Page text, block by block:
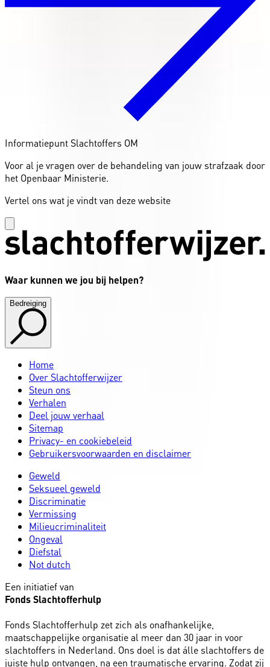
Informatiepunt Slachtoffers OM
Voor al je vragen over de behandeling van jouw strafzaak door
het Openbaar Ministerie.
Vertel ons wat je vindt van deze website
Waar kunnen we jou bij helpen?
Bedreiging
Home
Over Slachtofferwijzer
Steun ons
Verhalen
Deel jouw verhaal
Sitemap
Privacy- en cookiebeleid
Gebruikersvoorwaarden en disclaimer
Geweld
Seksueel geweld
Discriminatie
Vermissing
Milieucriminaliteit
Ongeval
Diefstal
Not dutch
Een initiatief van
Fonds Slachtofferhulp
Fonds Slachtofferhulp zet zich als onafhankelijke,
maatschappelijke organisatie al meer dan 30 jaar in voor
slachtoffers in Nederland. Ons doel is dat álle slachtoffers de
juiste hulp ontvangen, na een traumatische ervaring. Zodat zij